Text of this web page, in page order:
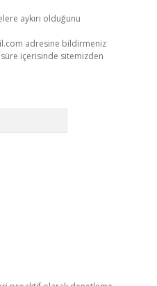
aykırı olduğunu
adresine bildirmeniz
içerisinde sitemizden